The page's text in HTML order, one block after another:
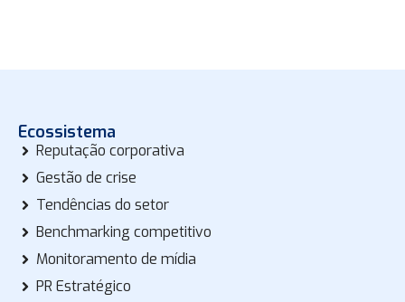
Ecossistema
Reputação corporativa
Gestão de crise
Tendências do setor
Benchmarking competitivo
Monitoramento de mídia
PR Estratégico